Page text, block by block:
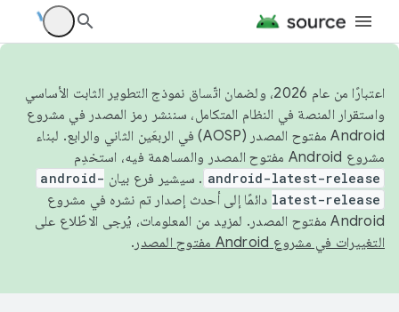
اعتبارًا من عام 2026، ولضمان اتّساق نموذج التطوير الثابت الأساسي
واستقرار المنصة في النظام المتكامل، سننشر رمز المصدر في مشروع
Android مفتوح المصدر (AOSP) في الربعَين الثاني والرابع. لبناء
مشروع Android مفتوح المصدر والمساهمة فيه، استخدِم
android-latest-release . سيشير فرع بيان android-
latest-release دائمًا إلى أحدث إصدار تم نشره في مشروع
Android مفتوح المصدر. لمزيد من المعلومات، يُرجى الاطّلاع على
التغييرات في مشروع Android مفتوح المصدر
.